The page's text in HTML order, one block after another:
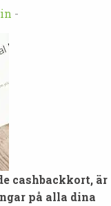
-
cashbackkort, är
på alla dina